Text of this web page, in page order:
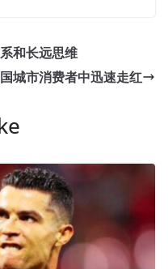
和长远思维
城市消费者中迅速走红